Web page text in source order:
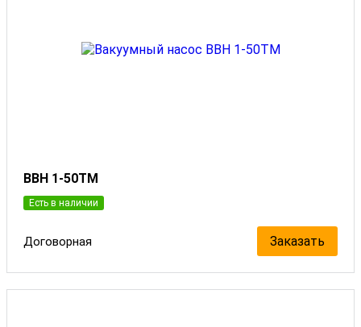
ВВН 1-50ТМ
Есть в наличии
Договорная Заказать